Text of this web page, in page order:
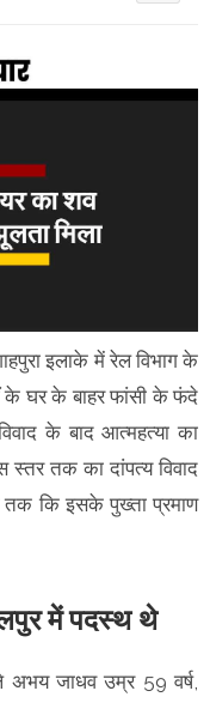
इलाके में रेल विभाग के
के घर के बाहर फांसी के फंदे
के बाद आत्महत्या का
स्तर तक का दांपत्य विवाद
तक कि इसके पुख्ता प्रमाण
में पदस्थ थे
अभय जाधव उम्र 59 वर्ष,